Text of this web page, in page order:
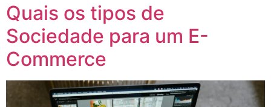
Quais os tipos de
Sociedade para um E-
Commerce